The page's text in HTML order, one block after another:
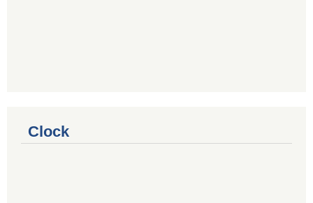
Clock